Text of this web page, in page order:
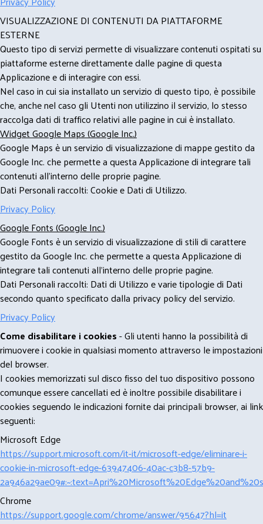
VISUALIZZAZIONE DI CONTENUTI DA PIATTAFORME
ESTERNE
Questo tipo di servizi permette di visualizzare contenuti ospitati su
piattaforme esterne direttamente dalle pagine di questa
Applicazione e di interagire con essi.
Nel caso in cui sia installato un servizio di questo tipo, è possibile
che, anche nel caso gli Utenti non utilizzino il servizio, lo stesso
raccolga dati di traffico relativi alle pagine in cui è installato.
Widget Google Maps (Google Inc.)
Google Maps è un servizio di visualizzazione di mappe gestito da
Google Inc. che permette a questa Applicazione di integrare tali
contenuti all'interno delle proprie pagine.
Dati Personali raccolti: Cookie e Dati di Utilizzo.
Privacy Policy
Google Fonts (Google Inc.)
Google Fonts è un servizio di visualizzazione di stili di carattere
gestito da Google Inc. che permette a questa Applicazione di
integrare tali contenuti all'interno delle proprie pagine.
Dati Personali raccolti: Dati di Utilizzo e varie tipologie di Dati
secondo quanto specificato dalla privacy policy del servizio.
Privacy Policy
Come disabilitare i cookies- Gli utenti hanno la possibilità di
rimuovere i cookie in qualsiasi momento attraverso le impostazioni
del browser.
I cookies memorizzati sul disco fisso del tuo dispositivo possono
comunque essere cancellati ed è inoltre possibile disabilitare i
cookies seguendo le indicazioni fornite dai principali browser, ai link
seguenti:
Microsoft Edge
https://support.microsoft.com/it-it/microsoft-edge/eliminare-i-
cookie-in-microsoft-edge-63947406-40ac-c3b8-57b9-
Chrome
https://support.google.com/chrome/answer/95647?hl=it